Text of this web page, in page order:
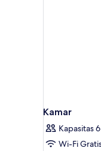
Kamar
Kapasitas 6
Wi-Fi